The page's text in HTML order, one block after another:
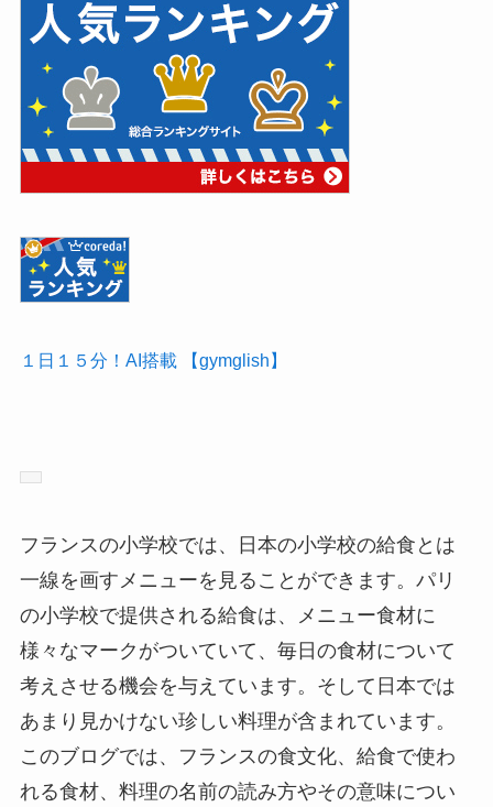
１日１５分！AI搭載 【gymglish】
フランスの小学校では、日本の小学校の給食とは
一線を画すメニューを見ることができます。パリ
の小学校で提供される給食は、メニュー食材に
様々なマークがついていて、毎日の食材について
考えさせる機会を与えています。そして日本では
あまり見かけない珍しい料理が含まれています。
このブログでは、フランスの食文化、給食で使わ
れる食材、料理の名前の読み方やその意味につい